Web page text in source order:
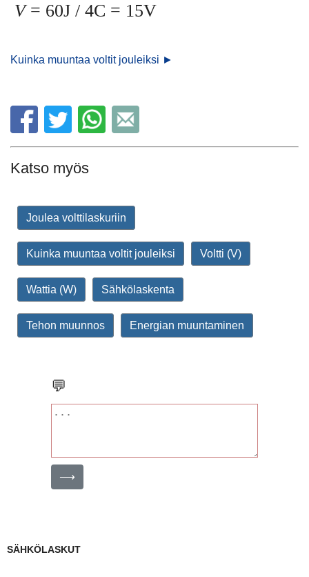
V= 60J / 4C = 15V
Kuinka muuntaa voltit jouleiksi ►
Katso myös
Joulea volttilaskuriin
Kuinka muuntaa voltit jouleiksi Voltti (V)
Wattia (W) Sähkölaskenta
Tehon muunnos Energian muuntaminen
💬
⟶
SÄHKÖLASKUT